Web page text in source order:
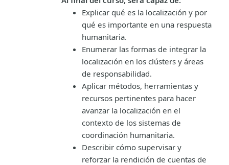
Explicar qué es la localización y por
qué es importante en una respuesta
humanitaria.
Enumerar las formas de integrar la
localización en los clústers y áreas
de responsabilidad.
Aplicar métodos, herramientas y
recursos pertinentes para hacer
avanzar la localización en el
contexto de los sistemas de
coordinación humanitaria.
Describir cómo supervisar y
reforzar la rendición de cuentas de